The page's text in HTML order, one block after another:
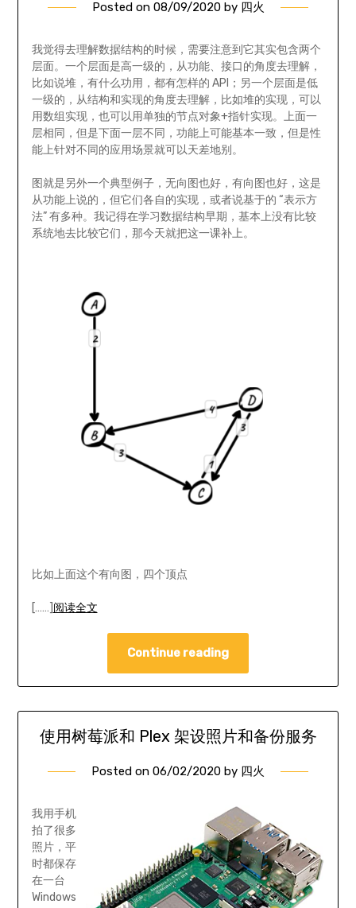
Posted on 08/09/2020by 四火
我觉得去理解数据结构的时候，需要注意到它其实包含两个
层面。一个层面是高一级的，从功能、接口的角度去理解，
比如说堆，有什么功用，都有怎样的 API；另一个层面是低
一级的，从结构和实现的角度去理解，比如堆的实现，可以
用数组实现，也可以用单独的节点对象+指针实现。上面一
层相同，但是下面一层不同，功能上可能基本一致，但是性
能上针对不同的应用场景就可以天差地别。
图就是另外一个典型例子，无向图也好，有向图也好，这是
从功能上说的，但它们各自的实现，或者说基于的 “表示方
法” 有多种。我记得在学习数据结构早期，基本上没有比较
系统地去比较它们，那今天就把这一课补上。
比如上面这个有向图，四个顶点
[……] 阅读全文
Continue reading
使用树莓派和 Plex 架设照片和备份服务
Posted on 06/02/2020 by 四火
我用手机
拍了很多
照片，平
时都保存
在一台
Windows